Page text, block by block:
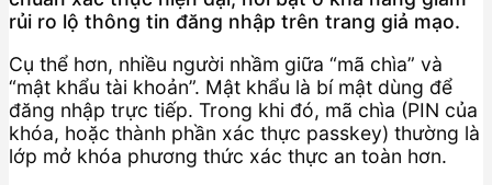
rủi ro lộ thông tin đăng nhập trên trang giả mạo.
Cụ thể hơn, nhiều người nhầm giữa “mã chìa” và
“mật khẩu tài khoản”. Mật khẩu là bí mật dùng để
đăng nhập trực tiếp. Trong khi đó, mã chìa (PIN của
khóa, hoặc thành phần xác thực passkey) thường là
lớp mở khóa phương thức xác thực an toàn hơn.